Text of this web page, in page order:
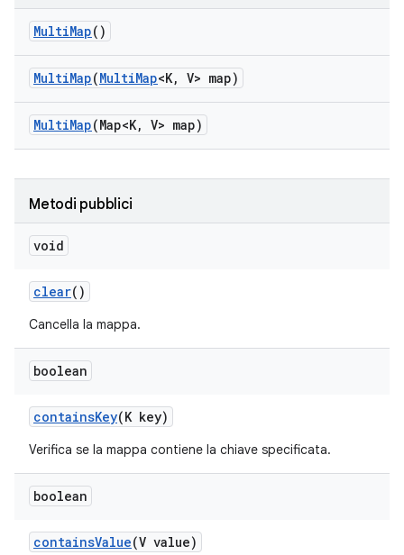
MultiMap()
MultiMap(MultiMap<K, V> map)
MultiMap(Map<K, V> map)
Metodi pubblici
void
clear()
Cancella la mappa.
boolean
containsKey(K key)
Verifica se la mappa contiene la chiave specificata.
boolean
containsValue(V value)